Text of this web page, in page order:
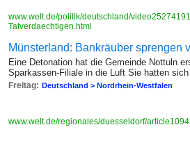
www.welt.de/politik/deutschland/
Tatverdaechtigen.html
Münsterland: Bankräuber sprengen
Eine Detonation hat die Gemeinde Nottuln
Sparkassen-Filiale in die Luft Sie hatten
Freitag: Deutschland > Nordrhein-Westfalen
www.welt.de/regionales/duesseldorf/